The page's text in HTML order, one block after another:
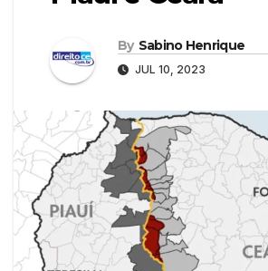
By Sabino Henrique
JUL 10, 2023